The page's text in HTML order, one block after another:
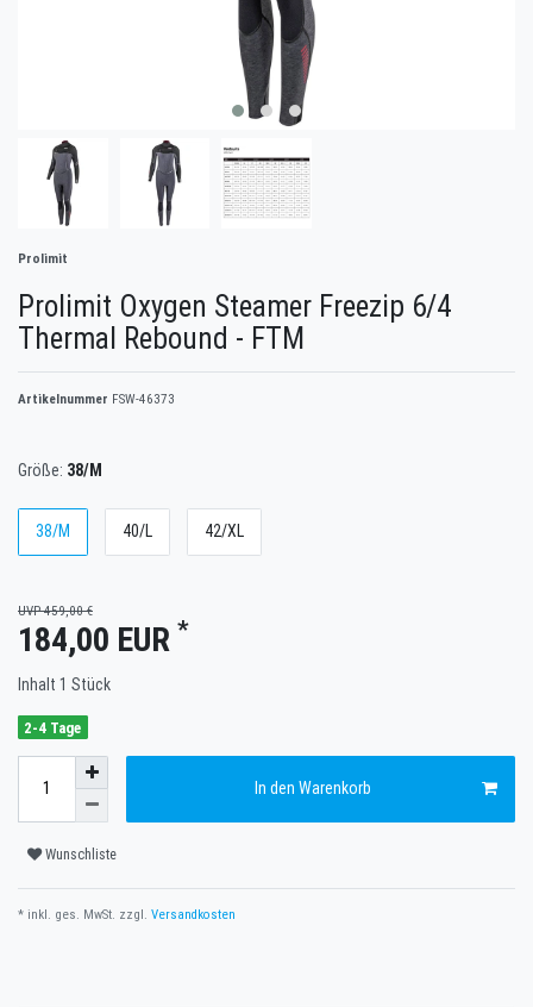
Prolimit
Prolimit Oxygen Steamer Freezip 6/4
Thermal Rebound - FTM
Artikelnummer FSW-46373
Größe: 38/M
38/M 40/L 42/XL
UVP 459,00 €
184,00 EUR *
Inhalt 1 Stück
2-4 Tage
In den Warenkorb
Wunschliste
* inkl. ges. MwSt. zzgl. Versandkosten